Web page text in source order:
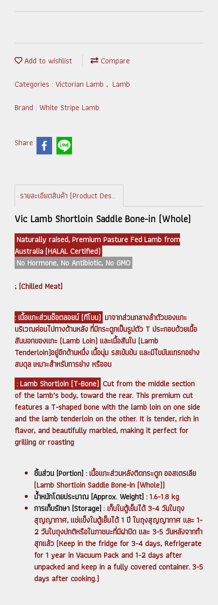
Add to wishlist
Compare
Categories : Victorian Lamb , Lamb
Brand : White Stripe Lamb
Share
รายละเอียดสินค้า (Product Description)
Vic Lamb Shortloin Saddle Bone-in (Whole)
Naturally raised, Premium Pasture Fed Lamb from
Australia (HALAL Certified)
No Hormone, No Antibiotic, No GMO
; [Chilled Meat]
: เนื้อแกะส่วนช็อตลอยน์ (ทีโบน) มาจากส่วนกลางลำตัวของแกะ
บริเวณค่อนไปทางด้านหลัง ที่มีกระดูกเป็นรูปตัว T ประกอบด้วยเนื้อ
สันนอกของแกะ (Lamb Loin) และเนื้อสันใน (Lamb
Tenderloin)อยู่อีกด้านหนึ่ง เนื้อนุ่ม รสเข้มข้น และมีไขมันแทรกอย่าง
สมดุล เหมาะสำหรับการย่าง หรืออบ
: Lamb Shortloin (T-Bone) Cut from the middle section
of the lamb’s body, toward the rear. This premium cut
features a T-shaped bone with the lamb loin on one side
and the lamb tenderloin on the other. It is tender, rich in
flavor, and beautifully marbled, making it perfect for
grilling or roasting
ชิ้นส่วน [Portion] : เนื้อแกะส่วนหลังติดกระดูก ออสเตรเลีย
(Lamb Shortloin Saddle Bone-in (Whole))
น้ำหนักโดยประมาณ [Approx. Weight] :1.6-1.8 kg
การเก็บรักษา [Storage] : เก็บในตู้เย็นได้ 3-4 วันในถุง
สุญญากาศ, แช่แข็งในตู้เย็นได้ 1 ปี ในถุงสุญญากาศ และ 1-
2 วันในถุงปกติหรือในภาชนะที่มีฝาปิด และ 3-5 วันหลังจากทำ
สุกแล้ว (Keep in the fridge for 3-4 days, Refrigerate
for 1 year in Vacuum Pack and 1-2 days after
unpacked and keep in a fully covered container. 3-5
days after cooking.)